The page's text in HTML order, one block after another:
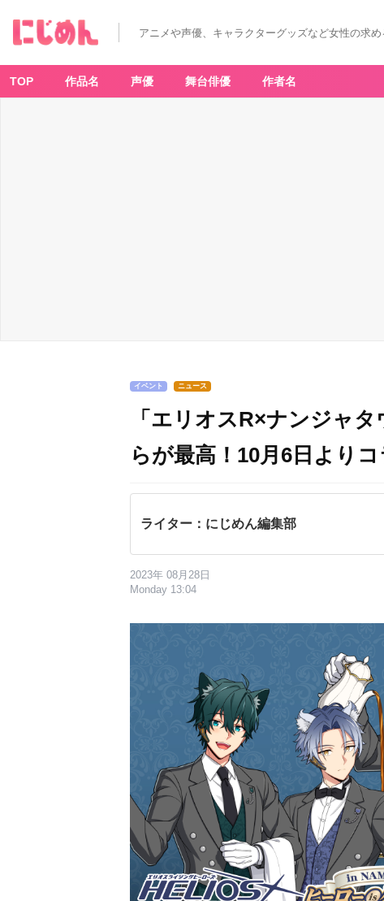
アニメや声優、キャラクターグッズなど女性の求
TOP 作品名 声優 舞台俳優 作者名
イベント ニュース
「エリオスR×ナンジャ
らが最高！10月6日より
ライター：にじめん編集部
2023年 08月28日
Monday 13:04